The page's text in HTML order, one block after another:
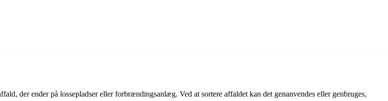
der ender på lossepladser eller forbrændingsanlæg. Ved at sortere affaldet kan det genanvendes eller genbruges,